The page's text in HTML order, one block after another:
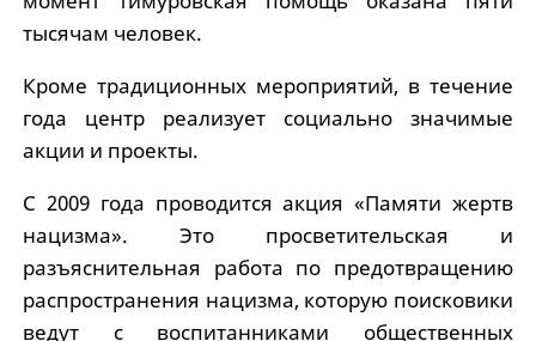
тысячам человек.
Кроме традиционных мероприятий, в течение
года центр реализует социально значимые
акции и проекты.
С 2009 года проводится акция «Памяти жертв
нацизма». Это просветительская и
разъяснительная работа по предотвращению
распространения нацизма, которую поисковики
ведут с воспитанниками общественных